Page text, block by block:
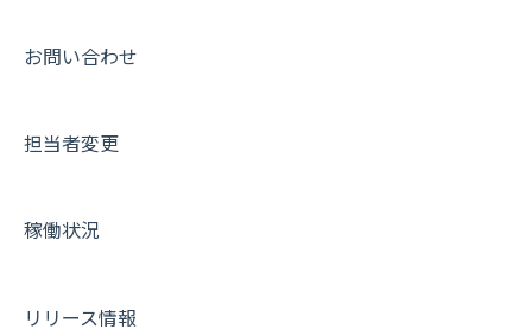
【業界業種別】cyzen設定方法
帳票出力
商品
パフォーマンス
お知らせ
活動通知
商品
その他オプション
契約・その他
報告書について
メンバー画面について
動画集：共通
お問い合わせ
担当者変更
稼働状況
リリース情報